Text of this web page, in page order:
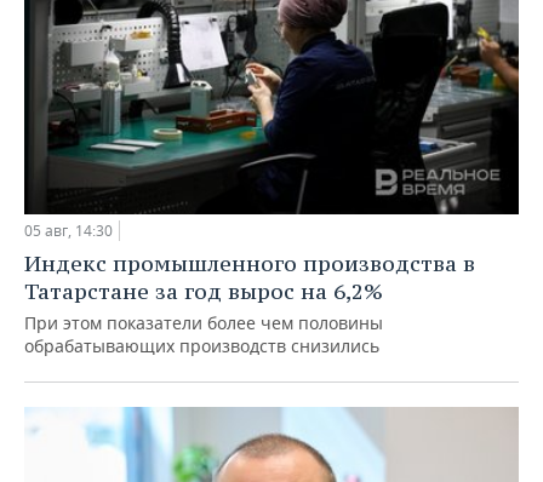
05 авг, 14:30
Индекс промышленного производства в
Татарстане за год вырос на 6,2%
При этом показатели более чем половины
обрабатывающих производств снизились